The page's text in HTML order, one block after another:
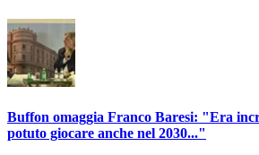
Buffon omaggia Franco Baresi: "Era
potuto giocare anche nel 2030..."